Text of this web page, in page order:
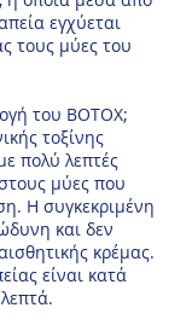
εγχύεται
τους μύες του
του ΒΟΤΟΧ;
τοξίνης
πολύ λεπτές
μύες που
Η συγκεκριμένη
και δεν
κρέμας.
είναι κατά